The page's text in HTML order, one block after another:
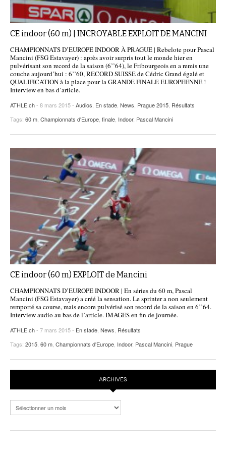
CE indoor (60 m) | INCROYABLE EXPLOIT DE MANCINI
CHAMPIONNATS D’EUROPE INDOOR À PRAGUE | Rebelote pour Pascal
Mancini (FSG Estavayer) : après avoir surpris tout le monde hier en
pulvérisant son record de la saison (6’’64), le Fribourgeois en a remis une
couche aujourd’hui : 6’’60, RECORD SUISSE de Cédric Grand égalé et
QUALIFICATION à la place pour la GRANDE FINALE EUROPEENNE !
Interview en bas d’article.
ATHLE.ch- 8 mars 2015 - Audios, En stade, News, Prague 2015, Résultats
Tags: 60 m, Championnats d'Europe, finale, Indoor, Pascal Mancini
CE indoor (60 m) EXPLOIT de Mancini
CHAMPIONNATS D’EUROPE INDOOR | En séries du 60 m, Pascal
Mancini (FSG Estavayer) a créé la sensation. Le sprinter a non seulement
remporté sa course, mais encore pulvérisé son record de la saison en 6’’64.
Interview audio au bas de l’article. IMAGES en fin de journée.
ATHLE.ch- 7 mars 2015 - En stade News Résultats
Tags: 2015 60 m Championnats d'Europe Indoor, Pascal Mancini Prague
ARCHIVES
Archives